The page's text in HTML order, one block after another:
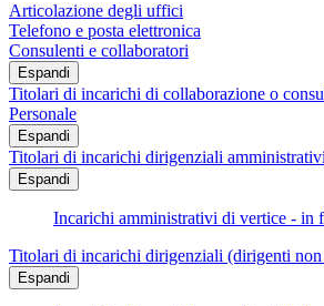
Articolazione degli uffici
Telefono e posta elettronica
Consulenti e collaboratori
Espandi
Titolari di incarichi di collaborazione o
Personale
Espandi
Titolari di incarichi dirigenziali
Espandi
Incarichi amministrativi di vertice - in
Titolari di incarichi dirigenziali (dirigenti non
Espandi